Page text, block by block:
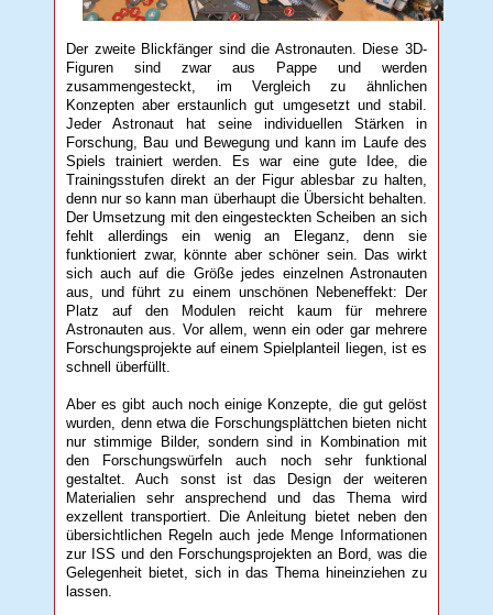
Der zweite Blickfänger sind die Astronauten. Diese 3D-
Figuren sind zwar aus Pappe und werden
zusammengesteckt, im Vergleich zu ähnlichen
Konzepten aber erstaunlich gut umgesetzt und stabil.
Jeder Astronaut hat seine individuellen Stärken in
Forschung, Bau und Bewegung und kann im Laufe des
Spiels trainiert werden. Es war eine gute Idee, die
Trainingsstufen direkt an der Figur ablesbar zu halten,
denn nur so kann man überhaupt die Übersicht behalten.
Der Umsetzung mit den eingesteckten Scheiben an sich
fehlt allerdings ein wenig an Eleganz, denn sie
funktioniert zwar, könnte aber schöner sein. Das wirkt
sich auch auf die Größe jedes einzelnen Astronauten
aus, und führt zu einem unschönen Nebeneffekt: Der
Platz auf den Modulen reicht kaum für mehrere
Astronauten aus. Vor allem, wenn ein oder gar mehrere
Forschungsprojekte auf einem Spielplanteil liegen, ist es
schnell überfüllt.
Aber es gibt auch noch einige Konzepte, die gut gelöst
wurden, denn etwa die Forschungsplättchen bieten nicht
nur stimmige Bilder, sondern sind in Kombination mit
den Forschungswürfeln auch noch sehr funktional
gestaltet. Auch sonst ist das Design der weiteren
Materialien sehr ansprechend und das Thema wird
exzellent transportiert. Die Anleitung bietet neben den
übersichtlichen Regeln auch jede Menge Informationen
zur ISS und den Forschungsprojekten an Bord, was die
Gelegenheit bietet, sich in das Thema hineinziehen zu
lassen.